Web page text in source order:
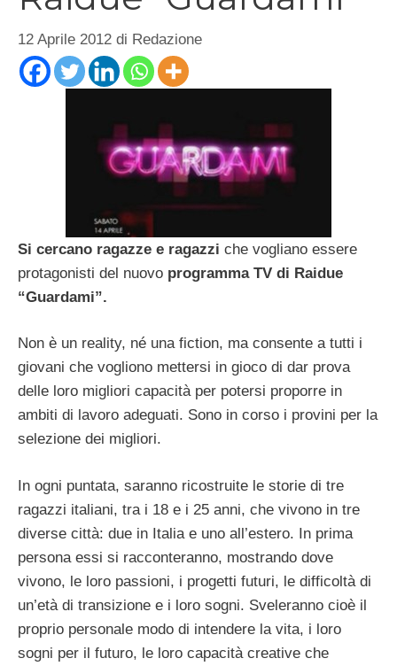
12 Aprile 2012 di Redazione
Si cercano ragazze e ragazzi che vogliano essere
protagonisti del nuovo programma TV di Raidue
“Guardami”.
Non è un reality, né una fiction, ma consente a tutti i
giovani che vogliono mettersi in gioco di dar prova
delle loro migliori capacità per potersi proporre in
ambiti di lavoro adeguati. Sono in corso i provini per la
selezione dei migliori.
In ogni puntata, saranno ricostruite le storie di tre
ragazzi italiani, tra i 18 e i 25 anni, che vivono in tre
diverse città: due in Italia e uno all’estero. In prima
persona essi si racconteranno, mostrando dove
vivono, le loro passioni, i progetti futuri, le difficoltà di
un’età di transizione e i loro sogni. Sveleranno cioè il
proprio personale modo di intendere la vita, i loro
sogni per il futuro, le loro capacità creative che